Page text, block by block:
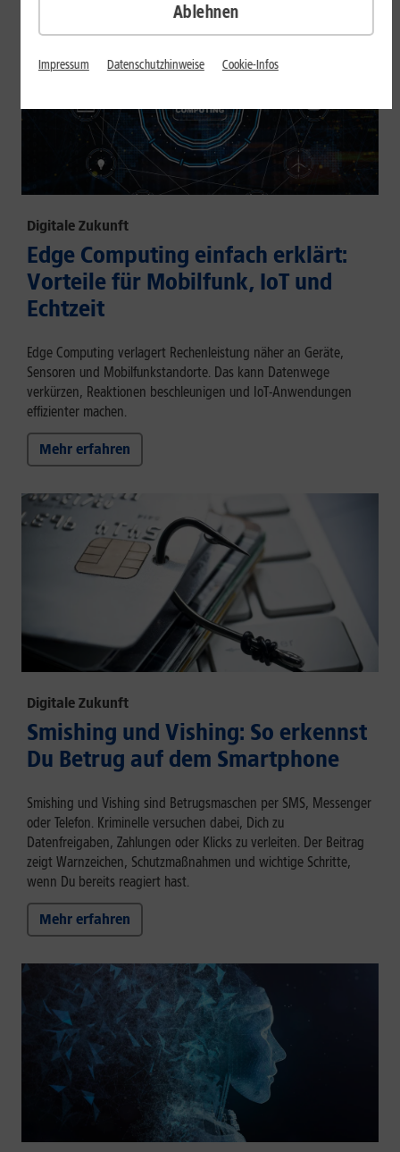
Digitale Zukunft
Edge Computing einfach erklärt:
Vorteile für Mobilfunk, IoT und
Echtzeit
Edge Computing verlagert Rechenleistung näher an Geräte,
Sensoren und Mobilfunkstandorte. Das kann Datenwege
verkürzen, Reaktionen beschleunigen und IoT-Anwendungen
effizienter machen.
Mehr erfahren
Digitale Zukunft
Smishing und Vishing: So erkennst
Du Betrug auf dem Smartphone
Smishing und Vishing sind Betrugsmaschen per SMS, Messenger
oder Telefon. Kriminelle versuchen dabei, Dich zu
Datenfreigaben, Zahlungen oder Klicks zu verleiten. Der Beitrag
zeigt Warnzeichen, Schutzmaßnahmen und wichtige Schritte,
wenn Du bereits reagiert hast.
Mehr erfahren
Ablehnen
Impressum Datenschutzhinweise Cookie-Infos